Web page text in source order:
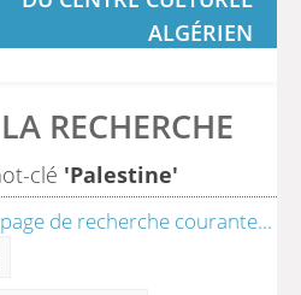
ALGÉRIEN
RECHERCHE
clé 'Palestine'